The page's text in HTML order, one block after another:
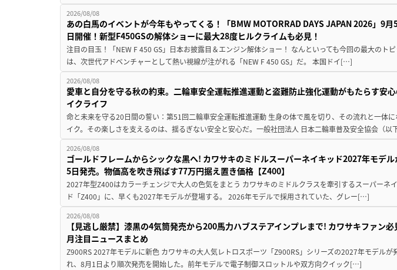
2026/08/08
あの白馬のイベントが今年もやってくる！「BMW MOTORRAD DAYS JAPAN 2026」9月
日開催！新型F450GSの解体ショーに最大28度ヒルクライムも必見！
注目の目玉！「NEW F 450 GS」日本お披露目＆エンジン解体ショー！ なんといっても今回の最大のト
は、次世代アドベンチャーとして熱い視線が注がれる「NEW F 450 GS」だ。 本国ドイ[…]
2026/08/08
愛車と自分を守る秋の約束。二輪車安全運転推進運動と盗難防止強化運動がもたらす安
イクライフ
命と未来を守る20日間の誓い：第51回二輪車安全運転推進運動 生身の体で風を切り、その流れと一体
イク。その楽しさを支えるのは、揺るぎない安全と安心だ。一般社団法人 日本二輪車普及安全協会（
2026/08/08
ゴールドフレームからシックな黒へ! カワサキのミドルスーパーネイキッド2027年モデル
5日発売。物価高を吹き飛ばす77万円据え置き価格【Z400】
2027年型Z400はカラーチェンジで大人の色気をまとう カワサキのミドルクラスを牽引するスーパーネ
ド「Z400」に、早くも2027年モデルが登場する。 2026年モデルで採用されていた、グレー[…]
2026/08/08
【見逃し厳禁】漆黒の4気筒発売から200馬力ハブステアインプレまで! カワサキファン必
月注目ニュースまとめ
Z900RS 2027年モデルに新色 カワサキの大人気レトロスポーツ「Z900RS」シリーズの2027年モデルが
れ、8月1日より順次発売を開始した。前年モデルで電子制御スロットルや双方向クイック[…]